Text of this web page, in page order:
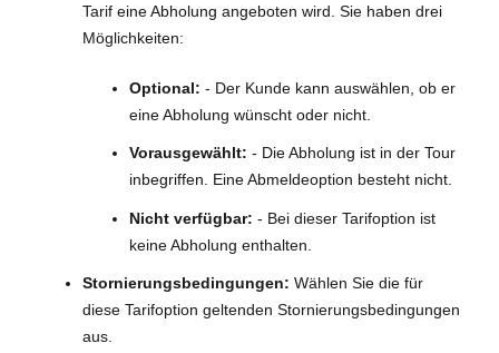
Tarif eine Abholung angeboten wird. Sie haben drei
Möglichkeiten:
Optional: - Der Kunde kann auswählen, ob er
eine Abholung wünscht oder nicht.
Vorausgewählt: - Die Abholung ist in der Tour
inbegriffen. Eine Abmeldeoption besteht nicht.
Nicht verfügbar: - Bei dieser Tarifoption ist
keine Abholung enthalten.
Stornierungsbedingungen: Wählen Sie die für
diese Tarifoption geltenden Stornierungsbedingungen
aus.